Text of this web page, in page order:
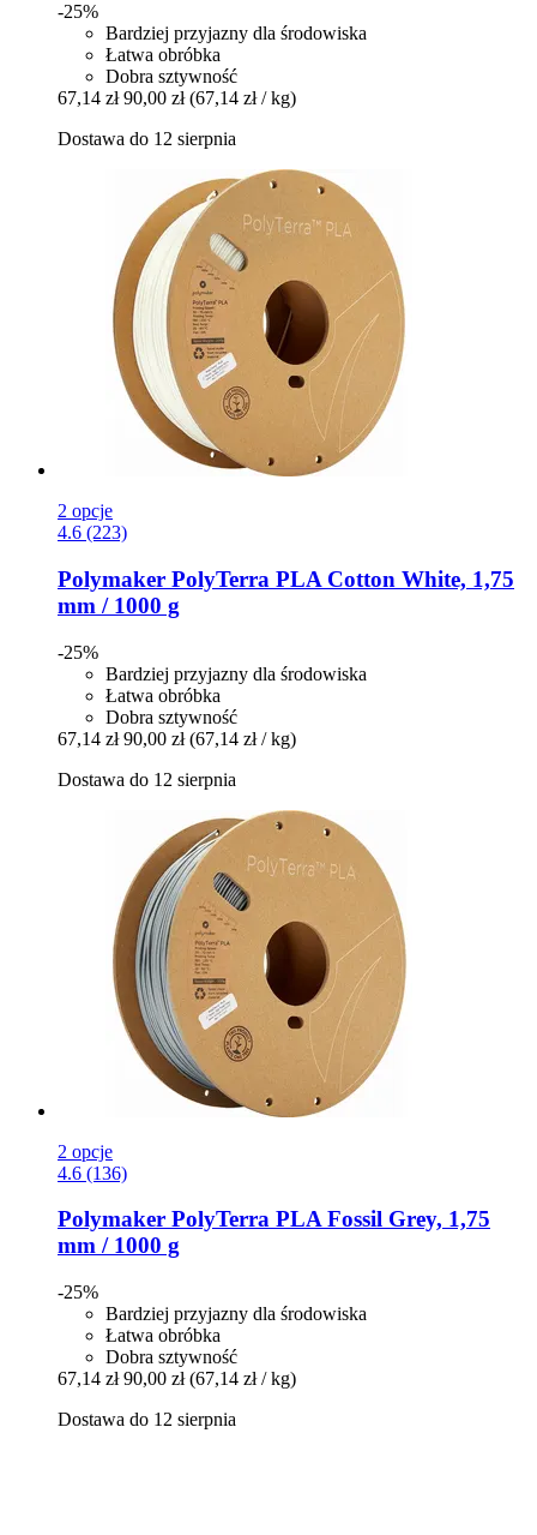
-25%
Bardziej przyjazny dla środowiska
Łatwa obróbka
Dobra sztywność
67,14 zł 90,00 zł (67,14 zł / kg)
Dostawa do 12 sierpnia
2 opcje
4.6 (223)
Polymaker PolyTerra PLA Cotton White, 1,75
mm / 1000 g
-25%
Bardziej przyjazny dla środowiska
Łatwa obróbka
Dobra sztywność
67,14 zł 90,00 zł (67,14 zł / kg)
Dostawa do 12 sierpnia
2 opcje
4.6 (136)
Polymaker PolyTerra PLA Fossil Grey, 1,75
mm / 1000 g
-25%
Bardziej przyjazny dla środowiska
Łatwa obróbka
Dobra sztywność
67,14 zł 90,00 zł (67,14 zł / kg)
Dostawa do 12 sierpnia